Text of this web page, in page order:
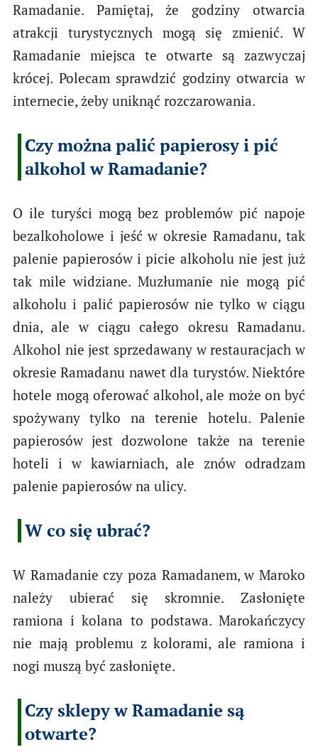
Ramadanie. Pamiętaj, że godziny otwarcia
atrakcji turystycznych mogą się zmienić. W
Ramadanie miejsca te otwarte są zazwyczaj
krócej. Polecam sprawdzić godziny otwarcia w
internecie, żeby uniknąć rozczarowania.
Czy można palić papierosy i pić
alkohol w Ramadanie?
O ile turyści mogą bez problemów pić napoje
bezalkoholowe i jeść w okresie Ramadanu, tak
palenie papierosów i picie alkoholu nie jest już
tak mile widziane. Muzłumanie nie mogą pić
alkoholu i palić papierosów nie tylko w ciągu
dnia, ale w ciągu całego okresu Ramadanu.
Alkohol nie jest sprzedawany w restauracjach w
okresie Ramadanu nawet dla turystów. Niektóre
hotele mogą oferować alkohol, ale może on być
spożywany tylko na terenie hotelu. Palenie
papierosów jest dozwolone także na terenie
hoteli i w kawiarniach, ale znów odradzam
palenie papierosów na ulicy.
W co się ubrać?
W Ramadanie czy poza Ramadanem, w Maroko
należy ubierać się skromnie. Zasłonięte
ramiona i kolana to podstawa. Marokańczycy
nie mają problemu z kolorami, ale ramiona i
nogi muszą być zasłonięte.
Czy sklepy w Ramadanie są
otwarte?